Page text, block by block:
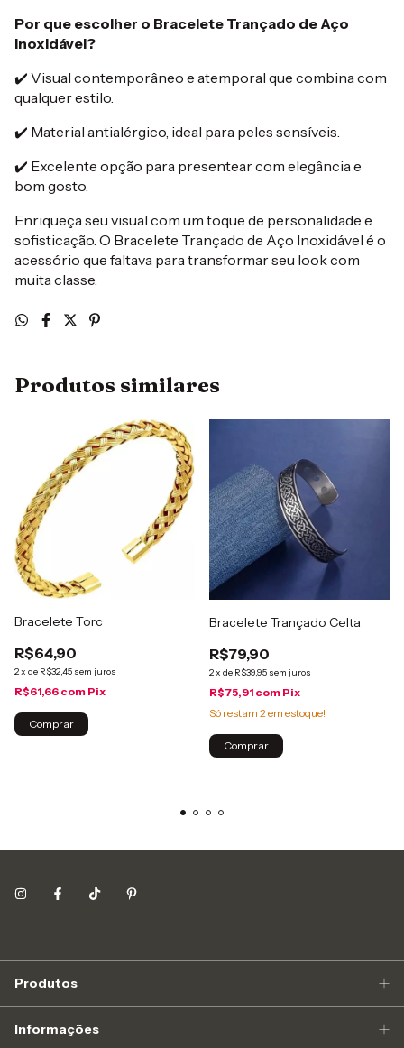
Por que escolher o Bracelete Trançado de Aço
Inoxidável?
✔️ Visual contemporâneo e atemporal que combina com
qualquer estilo.
✔️ Material antialérgico, ideal para peles sensíveis.
✔️ Excelente opção para presentear com elegância e
bom gosto.
Enriqueça seu visual com um toque de personalidade e
sofisticação. O Bracelete Trançado de Aço Inoxidável é o
acessório que faltava para transformar seu look com
muita classe.
Produtos similares
Bracelete Torc
R$64,90
2x de R$32,45 sem juros
R$61,66 com Pix
Bracelete Trançado Celta
R$79,90
2x de R$39,95 sem juros
R$75,91 com Pix
Só restam 2em estoque!
Produtos
Informações